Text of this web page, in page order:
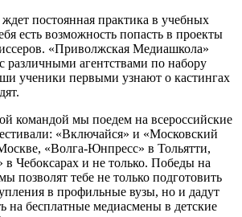
постоянная практика в учебных
есть возможность попасть в проекты
«Приволжская Медиашкола»
различными агентствами по набору
ученики первыми узнают о кастингах
командой мы поедем на всероссийские
«Включайся» и «Московский
«Волга-Юнпресс» в Тольятти,
в Чебоксарах и не только. Победы на
позволят тебе не только подготовить
в профильные вузы, но и дадут
на бесплатные медиасмены в детские